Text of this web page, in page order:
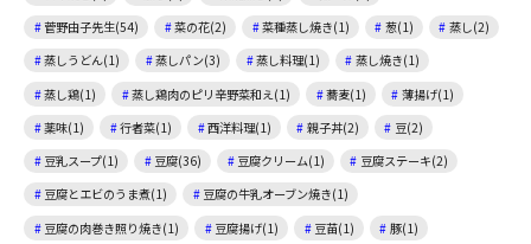
菅野由子先生(54)
菜の花(2) 菜種蒸し焼き(1) 葱(1)
蒸し(2)
蒸しうどん(1)
蒸しパン(3) 蒸し料理(1)
蒸し焼き(1)
蒸し鶏(1)
蒸し鶏肉のピリ辛野菜和え(1) 蕎麦(1)
薄揚げ(1)
薬味(1)
行者菜(1) 西洋料理(1) 親子丼(2)
豆(2)
豆乳スープ(1)
豆腐(36) 豆腐クリーム(1)
豆腐ステーキ(2)
豆腐とエビのうま煮(1)
豆腐の牛乳オーブン焼き(1)
豆腐の肉巻き照り焼き(1)
豆腐揚げ(1) 豆苗(1)
豚(1)